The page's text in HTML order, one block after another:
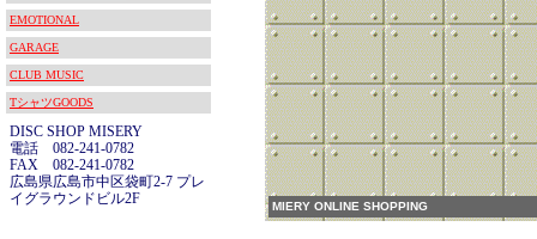
EMOTIONAL
GARAGE
CLUB MUSIC
TシャツGOODS
DISC SHOP MISERY
電話 082-241-0782
FAX 082-241-0782
広島県広島市中区袋町2-7 プレ
イグラウンドビル2F
MIERY ONLINE SHOPPING